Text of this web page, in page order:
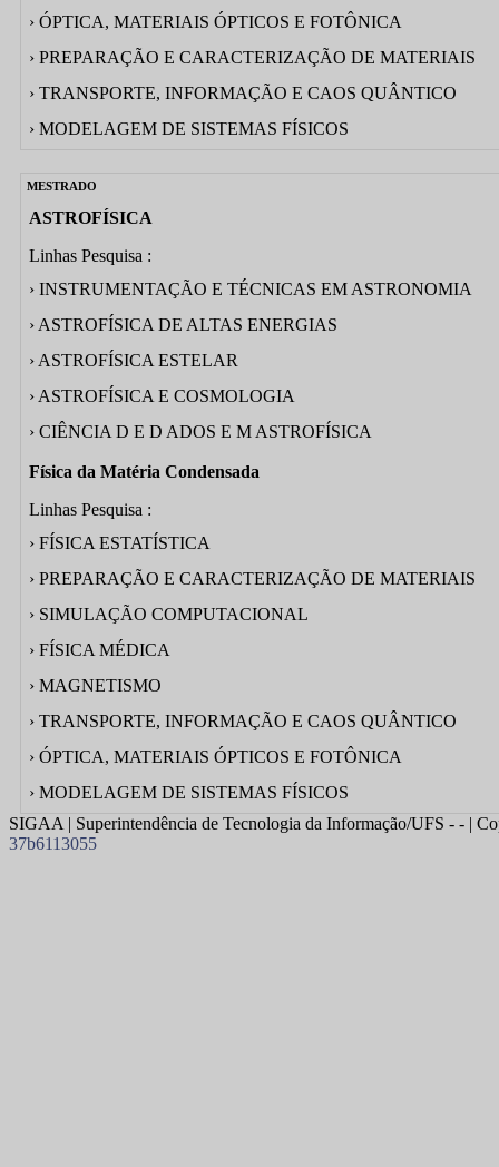
› ÓPTICA, MATERIAIS ÓPTICOS E FOTÔNICA
› PREPARAÇÃO E CARACTERIZAÇÃO DE MATERIAIS
› TRANSPORTE, INFORMAÇÃO E CAOS QUÂNTICO
› MODELAGEM DE SISTEMAS FÍSICOS
MESTRADO
ASTROFÍSICA
Linhas Pesquisa :
› INSTRUMENTAÇÃO E TÉCNICAS EM ASTRONOMIA
› ASTROFÍSICA DE ALTAS ENERGIAS
› ASTROFÍSICA ESTELAR
› ASTROFÍSICA E COSMOLOGIA
› CIÊNCIA D E D ADOS E M ASTROFÍSICA
Física da Matéria Condensada
Linhas Pesquisa :
› FÍSICA ESTATÍSTICA
› PREPARAÇÃO E CARACTERIZAÇÃO DE MATERIAIS
› SIMULAÇÃO COMPUTACIONAL
› FÍSICA MÉDICA
› MAGNETISMO
› TRANSPORTE, INFORMAÇÃO E CAOS QUÂNTICO
› ÓPTICA, MATERIAIS ÓPTICOS E FOTÔNICA
› MODELAGEM DE SISTEMAS FÍSICOS
SIGAA | Superintendência de Tecnologia da Informação/UFS - - |
37b6113055